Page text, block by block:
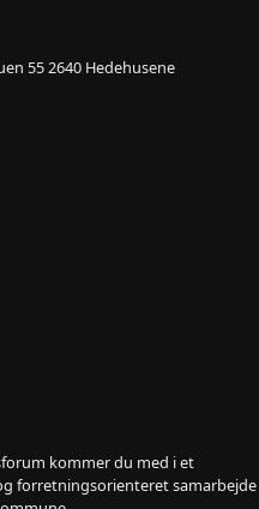
55 2640 Hedehusene
kommer du med i et
forretningsorienteret samarbejde